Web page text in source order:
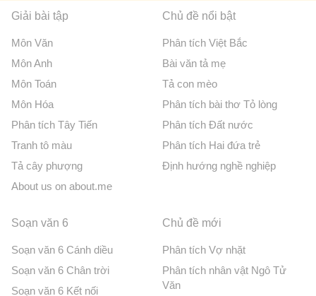
Giải bài tập
Môn Văn
Môn Anh
Môn Toán
Môn Hóa
Phân tích Tây Tiến
Tranh tô màu
Tả cây phượng
About us on about.me
Chủ đề nổi bật
Phân tích Việt Bắc
Bài văn tả mẹ
Tả con mèo
Phân tích bài thơ Tỏ lòng
Phân tích Đất nước
Phân tích Hai đứa trẻ
Định hướng nghề nghiệp
Soạn văn 6
Soạn văn 6 Cánh diều
Soạn văn 6 Chân trời
Soạn văn 6 Kết nối
Chủ đề mới
Phân tích Vợ nhặt
Phân tích nhân vật Ngô Tử
Văn